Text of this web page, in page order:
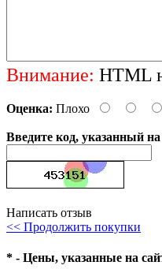
Внимание: HTML
Оценка: Плохо
Введите код, указанный
Написать отзыв
<< Продолжить покупки
* - Цены, указанные на